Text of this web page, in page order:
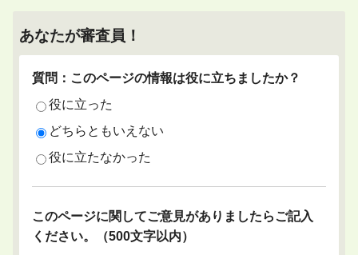
あなたが審査員！
質問：このページの情報は役に立ちましたか？
役に立った
どちらともいえない
役に立たなかった
このページに関してご意見がありましたらご記入
ください。（500文字以内）